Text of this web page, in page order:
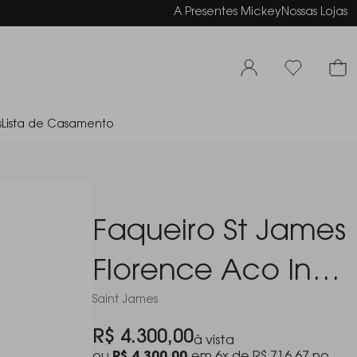
A Presentes MickeyNossas Lojas
Lista de Casamento
Faqueiro St James
Florence Aco Inox
101 Pecas
Saint James
R$ 4.300,00à vista